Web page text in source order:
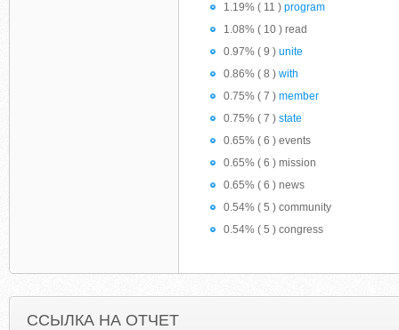
1.19% ( 11 ) program
1.08% ( 10 ) read
0.97% ( 9 ) unite
0.86% ( 8 ) with
0.75% ( 7 ) member
0.75% ( 7 ) state
0.65% ( 6 ) events
0.65% ( 6 ) mission
0.65% ( 6 ) news
0.54% ( 5 ) community
0.54% ( 5 ) congress
ССЫЛКА НА ОТЧЕТ